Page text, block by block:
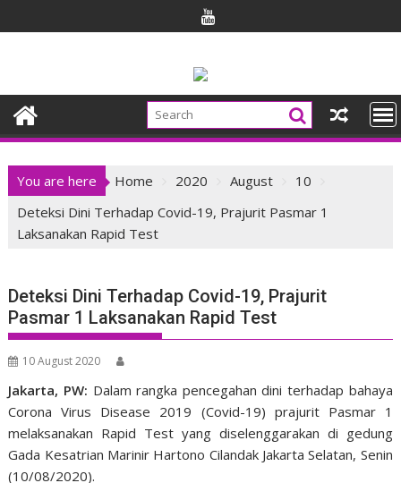
to
You are here Home 2020 August
10
Deteksi Dini Terhadap Covid-19, Prajurit Pasmar 1
Laksanakan Rapid Test
Deteksi Dini Terhadap Covid-19, Prajurit
Pasmar 1 Laksanakan Rapid Test
10 August 2020
Jakarta, PW: Dalam rangka pencegahan dini terhadap bahaya
Corona Virus Disease 2019 (Covid-19) prajurit Pasmar 1
melaksanakan Rapid Test yang diselenggarakan di gedung
Gada Kesatrian Marinir Hartono Cilandak Jakarta Selatan, Senin
(10/08/2020).